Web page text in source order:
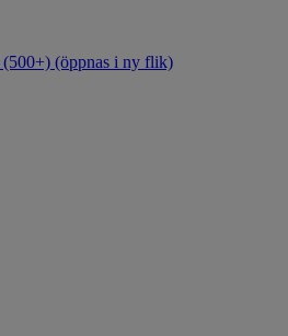
(500+) (öppnas i ny flik)